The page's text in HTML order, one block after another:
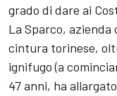
grado di dare ai
La Sparco, azienda
cintura torinese,
ignifugo (a
47 anni, ha